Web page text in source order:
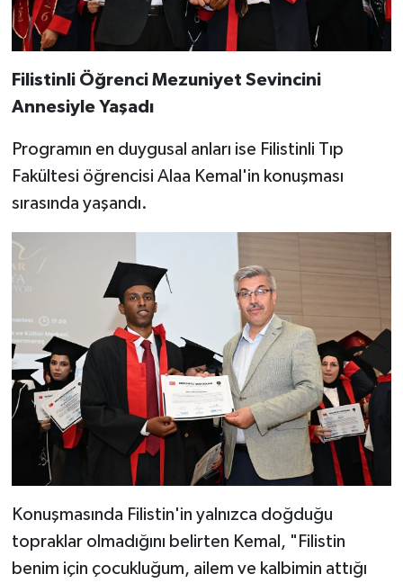
Filistinli Öğrenci Mezuniyet Sevincini
Annesiyle Yaşadı
Programın en duygusal anları ise Filistinli Tıp
Fakültesi öğrencisi Alaa Kemal'in konuşması
sırasında yaşandı.
Konuşmasında Filistin'in yalnızca doğduğu
topraklar olmadığını belirten Kemal, "Filistin
benim için çocukluğum, ailem ve kalbimin attığı